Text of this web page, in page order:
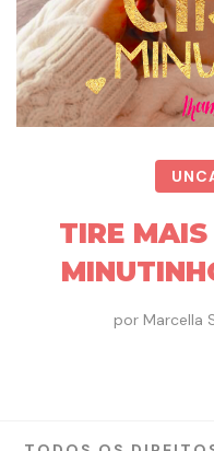
TIRE
por Marcella